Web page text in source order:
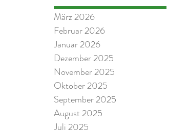
März 2026
Februar 2026
Januar 2026
Dezember 2025
November 2025
Oktober 2025
September 2025
August 2025
Juli 2025